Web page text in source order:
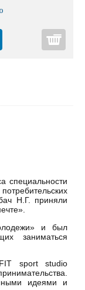
специальности
Н.Г. приняли
и был
заниматься
sport studio
идеями и